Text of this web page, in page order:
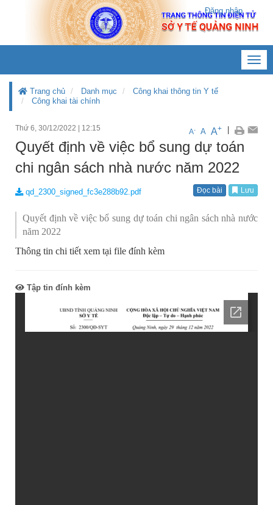
Đăng nhập
Trang chủ Danh mục
Công khai thông tin Y tế
Công khai tài chính
Thứ 6, 30/12/2022 12:15 A- A A+
Quyết định về việc bổ sung dự toán
chi ngân sách nhà nước năm 2022
qd_2300_signed_fc3e288b92.pdf Đọc bài Lưu
Quyết định về việc bổ sung dự toán chi ngân sách nhà nước
năm 2022
Thông tin chi tiết xem tại file đính kèm
Tập tin đính kèm